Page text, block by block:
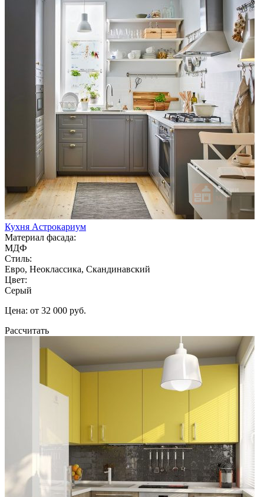
Кухня Астрокариум
Материал фасада:
МДФ
Стиль:
Евро, Неоклассика, Скандинавский
Цвет:
Серый
Цена: от 32 000 руб.
Рассчитать